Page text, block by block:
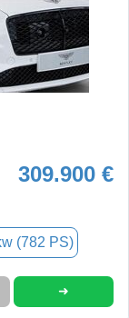
309.900 €
(782 PS)
➜